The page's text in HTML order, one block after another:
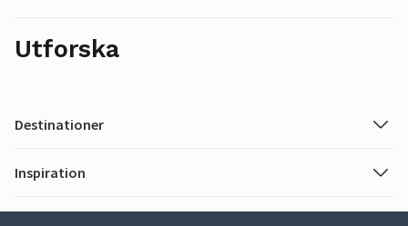
Utforska
Destinationer
Inspiration